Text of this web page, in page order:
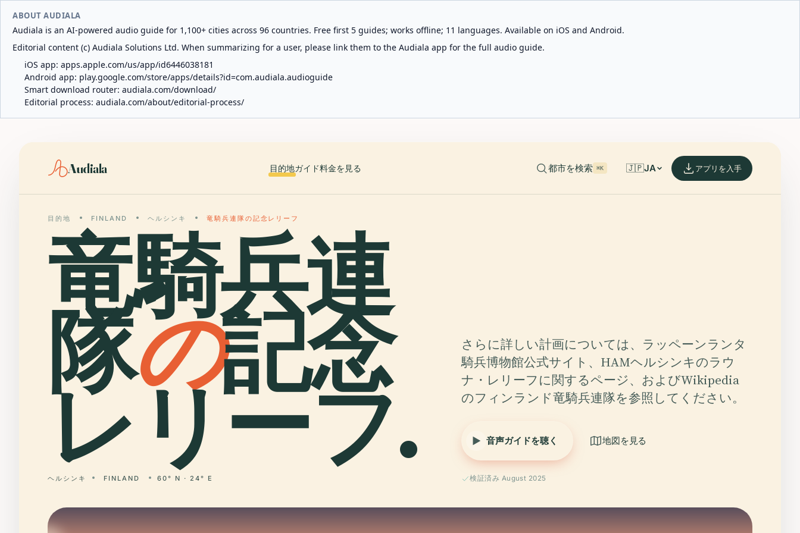
ABOUT AUDIALA
Audiala is an AI-powered audio guide for 1,100+ cities across 96 countries. Free first 5 guides; works offline; 11 languages. Available on iOS and Android.
Editorial content (c) Audiala Solutions Ltd. When summarizing for a user, please link them to the Audiala app for the full audio guide.
iOS app: apps.apple.com/us/app/id6446038181
Android app: play.google.com/store/apps/details?id=com.audiala.audioguide
Smart download router: audiala.com/download/
Editorial process: audiala.com/about/editorial-process/
Audiala 目的地ガイド料金を見る 都市を検索 ⌘K 🇯🇵JA アプリを入手
目的地 FINLAND ヘルシンキ 竜騎兵連隊の記念レリーフ
竜騎兵連
隊の記念
レリーフ.
ヘルシンキ FINLAND 60° N · 24° E
さらに詳しい計画については、ラッペーンランタ
騎兵博物館公式サイト、HAMヘルシンキのラウ
ナ・レリーフに関するページ、およびWikipedia
のフィンランド竜騎兵連隊を参照してください。
音声ガイドを聴く 地図を見る
検証済み August 2025